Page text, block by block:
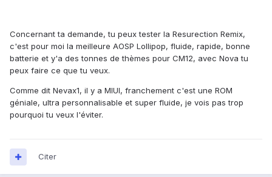
Concernant ta demande, tu peux tester la Resurection Remix,
c'est pour moi la meilleure AOSP Lollipop, fluide, rapide, bonne
batterie et y'a des tonnes de thèmes pour CM12, avec Nova tu
peux faire ce que tu veux.
Comme dit Nevax1, il y a MIUI, franchement c'est une ROM
géniale, ultra personnalisable et super fluide, je vois pas trop
pourquoi tu veux l'éviter.
Citer